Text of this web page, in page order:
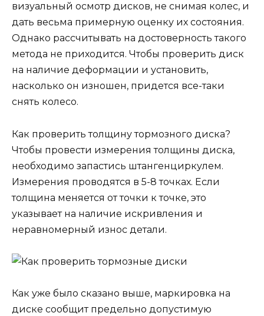
визуальный осмотр дисков, не снимая колес, и
дать весьма примерную оценку их состояния.
Однако рассчитывать на достоверность такого
метода не приходится. Чтобы проверить диск
на наличие деформации и установить,
насколько он изношен, придется все-таки
снять колесо.
Как проверить толщину тормозного диска?
Чтобы провести измерения толщины диска,
необходимо запастись штангенциркулем.
Измерения проводятся в 5-8 точках. Если
толщина меняется от точки к точке, это
указывает на наличие искривления и
неравномерный износ детали.
Как уже было сказано выше, маркировка на
диске сообщит предельно допустимую